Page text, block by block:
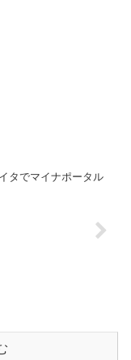
タでマイナポータル